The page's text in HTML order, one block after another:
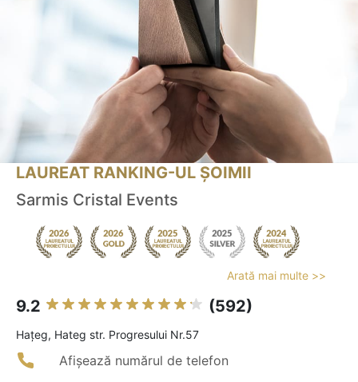
LAUREAT RANKING-UL ȘOIMII
Sarmis Cristal Events
Arată mai multe >>
9.2 (592)
Haţeg, Hateg str. Progresului Nr.57
Afișează numărul de telefon